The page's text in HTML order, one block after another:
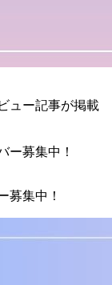
ュー記事が掲載
募集中！